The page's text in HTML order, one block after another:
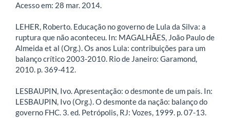
Acesso em: 28 mar. 2014.
LEHER, Roberto. Educação no governo de Lula da Silva: a
ruptura que não aconteceu. In: MAGALHÃES, João Paulo de
Almeida et al (Org.). Os anos Lula: contribuições para um
balanço crítico 2003-2010. Rio de Janeiro: Garamond,
2010. p. 369-412.
LESBAUPIN, Ivo. Apresentação: o desmonte de um país. In:
LESBAUPIN, Ivo (Org.). O desmonte da nação: balanço do
governo FHC. 3. ed. Petrópolis, RJ: Vozes, 1999. p. 07-13.